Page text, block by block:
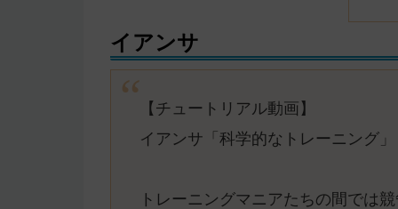
イアンサ
【チュートリアル動画】
イアンサ「科学的なトレーニング」
トレーニングマニアたちの間では